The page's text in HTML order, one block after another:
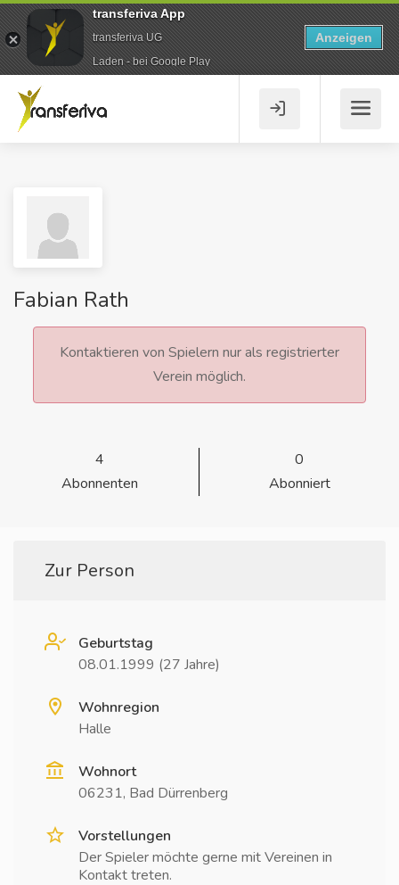
Fabian Rath
Kontaktieren von Spielern nur als registrierter
Verein möglich.
4
Abonnenten
0
Abonniert
Zur Person
Geburtstag
08.01.1999 (27 Jahre)
Wohnregion
Halle
Wohnort
06231, Bad Dürrenberg
Vorstellungen
Der Spieler möchte gerne mit Vereinen in
Kontakt treten.
transferiva App
transferiva UG
Laden - bei Google Play
Anzeigen